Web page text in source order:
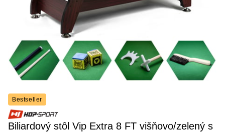
Bestseller
Biliardový stôl Vip Extra 8 FT višňovo/zelený s